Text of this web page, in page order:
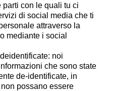
con le quali tu ci
di social media che ti
attraverso la
mediante i social
noi
che sono state
de-identificate, in
possano essere